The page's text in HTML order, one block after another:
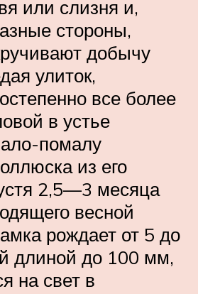
или слизня и,
стороны,
добычу
улиток,
все более
в устье
помалу
из его
2,5—3 месяца
весной
рождает от 5 до
длиной до 100 мм,
на свет в